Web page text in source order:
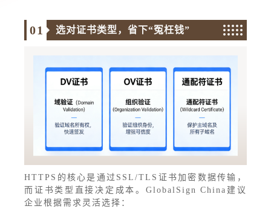
01 选对证书类型，省下“冤枉钱”
HTTPS的核心是通过SSL/TLS证书加密数据传输，
而证书类型直接决定成本。GlobalSign China建议
企业根据需求灵活选择：